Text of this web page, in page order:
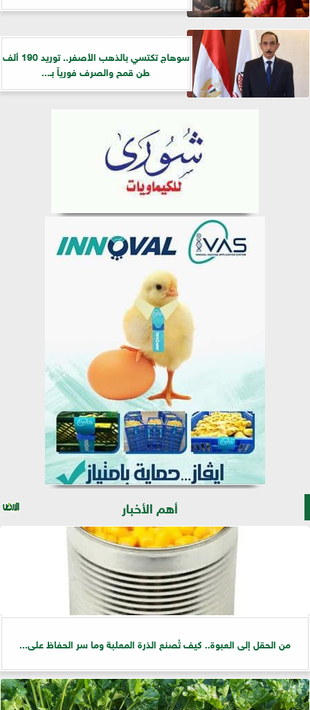
سوهاج تكتسي بالذهب الأصفر.. توريد 190 ألف
طن قمح والصرف فورياً بـ...
أهم الأخبار
من الحقل إلى العبوة.. كيف تُصنع الذرة المعلبة وما سر الحفاظ على...